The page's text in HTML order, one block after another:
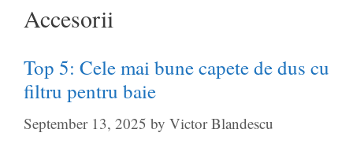
Accesorii
Top 5: Cele mai bune capete de dus cu
filtru pentru baie
September 13, 2025 by Victor Blandescu